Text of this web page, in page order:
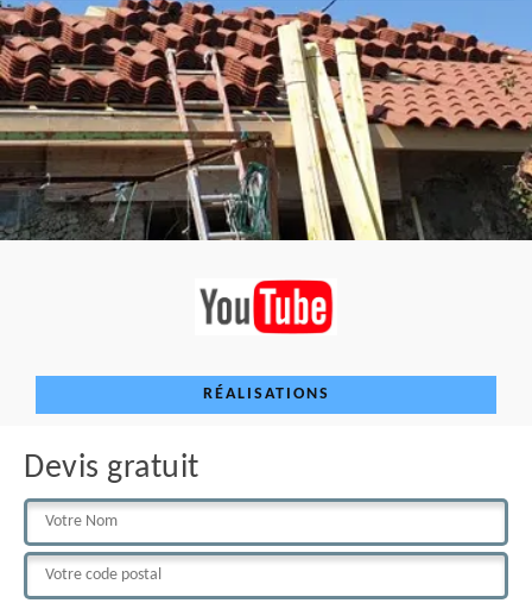
RÉALISATIONS
Devis gratuit